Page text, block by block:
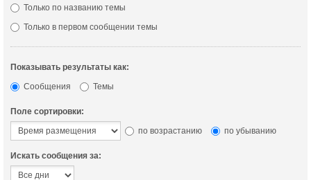
Только по названию темы
Только в первом сообщении темы
Показывать результаты как:
Сообщения
Темы
Поле сортировки:
по возрастанию
по убыванию
Искать сообщения за: